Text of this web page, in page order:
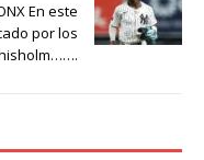
En este
por los